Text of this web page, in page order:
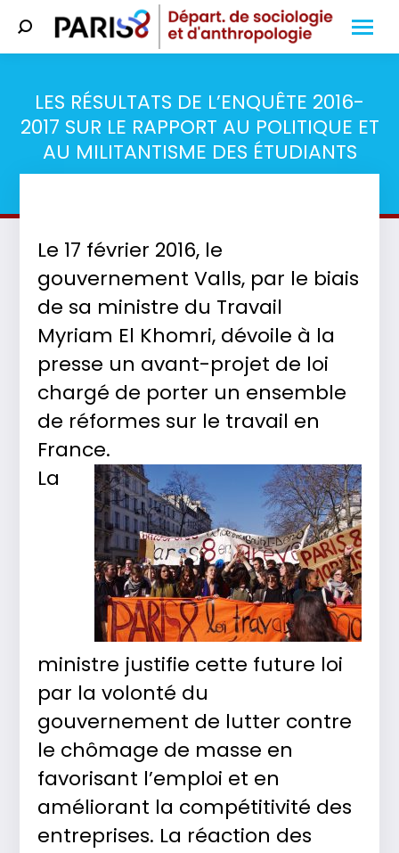
Search:
LES RÉSULTATS DE L’ENQUÊTE 2016-
2017 SUR LE RAPPORT AU POLITIQUE ET
AU MILITANTISME DES ÉTUDIANTS
Vous êtes ici :
Le 17 février 2016, le
gouvernement Valls, par le biais
de sa ministre du Travail
Myriam El Khomri, dévoile à la
presse un avant-projet de loi
chargé de porter un ensemble
de réformes sur le travail en
France.
La
ministre justifie cette future loi
par la volonté du
gouvernement de lutter contre
le chômage de masse en
favorisant l’emploi et en
améliorant la compétitivité des
entreprises. La réaction des